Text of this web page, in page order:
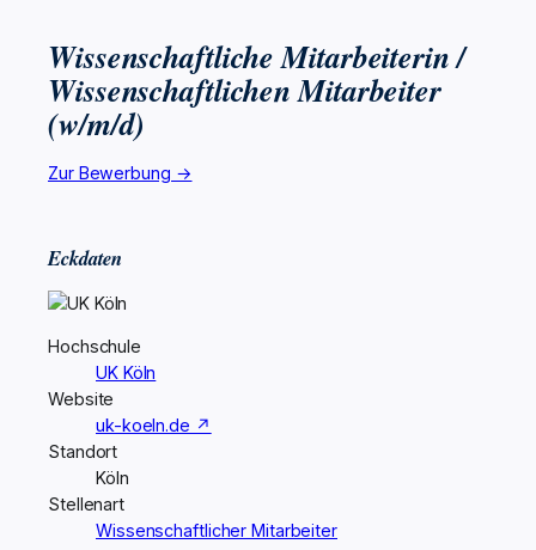
Wissenschaftliche Mitarbeiterin /
Wissenschaftlichen Mitarbeiter
(w/m/d)
Zur Bewerbung →
Eckdaten
Hochschule
UK Köln
Website
uk-koeln.de ↗
Standort
Köln
Stellenart
Wissenschaftlicher Mitarbeiter